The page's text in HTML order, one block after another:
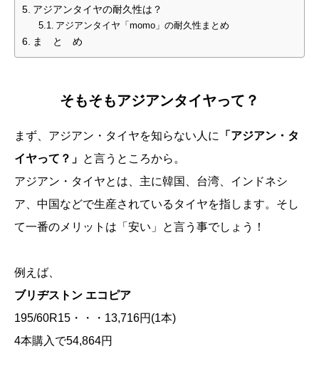
アジアンタイヤの耐久性は？
アジアンタイヤ「momo」の耐久性まとめ
ま と め
そもそもアジアンタイヤって？
まず、アジアン・タイヤを知らない人に
「アジアン・タ
イヤって？」 と言うところから。
アジアン・タイヤとは、主に韓国、台湾、インドネシ
ア、中国などで生産されているタイヤを指します。そし
て一番のメリットは「安い」と言う事でしょう！
例えば、
ブリヂストン エコピア
195/60R15・・・13,716円(1本)
4本購入で54,864円